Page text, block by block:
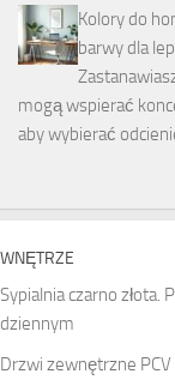
Kolory do
barwy dla
mogą wspierać
aby wybierać
WNĘTRZE
Sypialnia czarno złota.
dziennym
Drzwi zewnętrzne